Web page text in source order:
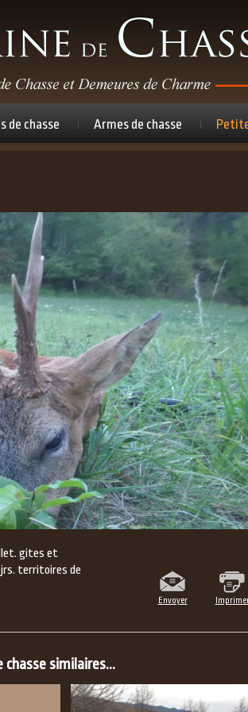
de chasse Armes de chasse
gites et
jrs. territoires de
Envoyer
chasse similaires...